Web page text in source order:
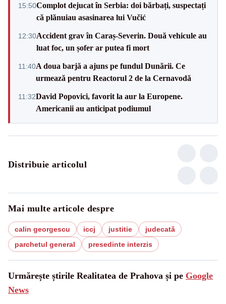
15:50Complot dejucat în Serbia: doi bărbați, suspectați
că plănuiau asasinarea lui Vučić
12:30Accident grav în Caraș-Severin. Două vehicule au
luat foc, un șofer ar putea fi mort
11:40A doua barjă a ajuns pe fundul Dunării. Ce
urmează pentru Reactorul 2 de la Cernavodă
11:32David Popovici, favorit la aur la Europene.
Americanii au anticipat podiumul
Distribuie articolul
Mai multe articole despre
calin georgescu iccj justitie
judecată
parchetul general
presedinte interzis
Urmărește știrile Realitatea de Prahova și pe Google
News